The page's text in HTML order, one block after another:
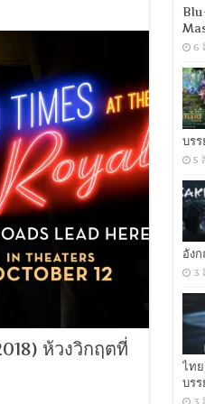
ห้วงวิกฤตที่
6
บร
5
อัง
3
ไท
บร